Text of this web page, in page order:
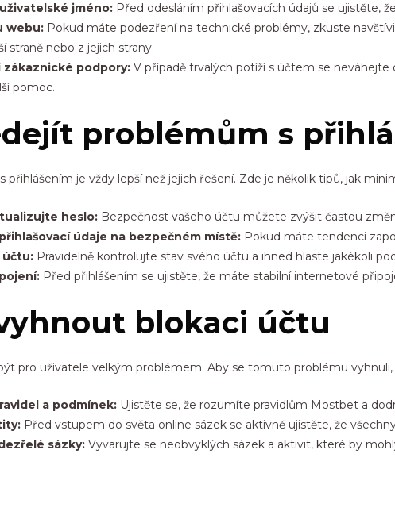
jméno: Před odesláním přihlašovacích údajů se ujistěte,
webu: Pokud máte podezření na technické problémy, zkuste
straně nebo z jejich strany.
podpory: V případě trvalých potíží s účtem se
pomoc.
problémům s
přihlášením je vždy lepší než jejich řešení. Zde je několik tipů, jak
heslo: Bezpečnost vašeho účtu můžete zvýšit častou
údaje na bezpečném místě: Pokud máte tendenci
účtu: Pravidelně kontrolujte stav svého účtu a ihned hlaste jakékoli
Před přihlášením se ujistěte, že máte stabilní internetové
blokaci účtu
pro uživatele velkým problémem. Aby se tomuto problému
a podmínek: Ujistěte se, že rozumíte pravidlům Mostbet a
Před vstupem do světa online sázek se aktivně ujistěte, že
sázky: Vyvarujte se neobvyklých sázek a aktivit, které by